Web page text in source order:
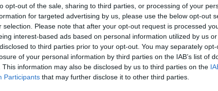
opt-out of the sale, sharing to third parties, or processing of your
for targeted advertising by us, please use the below opt-out
selection. Please note that after your opt-out request is processed
interest-based ads based on personal information utilized by us
to third parties prior to your opt-out. You may separately
of your personal information by third parties on the IAB’s list of
This information may also be disclosed by us to third parties on the
Participants that may further disclose it to other third parties.
φιλόσοφος Χαράρι
αν ο κορωνοϊός θα αλλάξει τη
απέναντι στον θάνατο
ιστορικός επισημαίνει πως η ουσιαστική
3